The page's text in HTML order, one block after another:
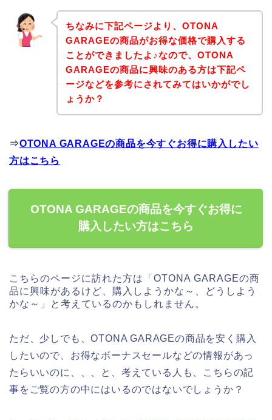
ちなみに下記ページより、OTONA
GARAGEの商品がお得な価格で購入する
ことができましたよ♪なので、OTONA
GARAGEの商品に興味のある方は下記ペ
ージなどを参考にされてみてはいかがでし
ょうか？
⇒OTONA GARAGEの商品を今すぐお得に購入したい
方はこちら
OTONA GARAGEの商品を今すぐお得に
購入したい方はこちら
こちらのページに訪れた方は「OTONA GARAGEの商
品に興味があるけど、購入しようかな～、どうしよう
かな～」と考えているのかもしれません。
ただ、少しでも、OTONA GARAGEの商品を安く購入
したいので、お得なボーナスセールなどの情報があっ
たらいいのに、、、と、考えている人も、こちらの記
事をご覧の方の中にはいるのではないでしょうか？